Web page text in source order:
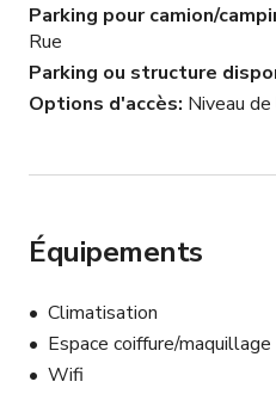
Parking pour camion/
Rue
Parking ou structure
Options d'accès Niveau
Équipements
Climatisation
Espace coiffure/maquillage
Wifi